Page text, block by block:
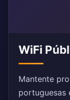
WiFi
Mantente
portuguesas